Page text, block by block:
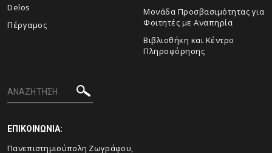
Delos
Πέργαμος
Μονάδα Προσβασιμότητας για
Φοιτητές με Αναπηρία
Βιβλιοθήκη και Κέντρο
Πληροφόρησης
ΕΠΙΚΟΙΝΩΝΙΑ:
Πανεπιστημιούπολη Ζωγράφου,